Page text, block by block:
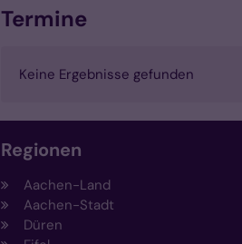
Termine
Keine Ergebnisse gefunden
Regionen
Aachen-Land
Aachen-Stadt
Düren